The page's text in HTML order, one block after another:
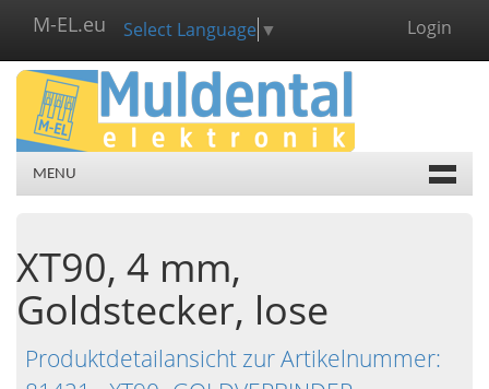
M-EL.eu Select Language ▼ Login
MENU
XT90, 4 mm,
Goldstecker, lose
Produktdetailansicht zur Artikelnummer: